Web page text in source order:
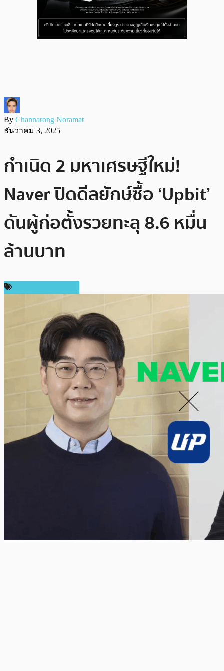
By Channarong Noramat
ธันวาคม 3, 2025
กำเนิด 2 มหาเศรษฐีใหม่!
Naver ปิดดีลยักษ์ซื้อ ‘Upbit’
ดันผู้ก่อตั้งรวยทะลุ 8.6 หมื่น
ล้านบาท